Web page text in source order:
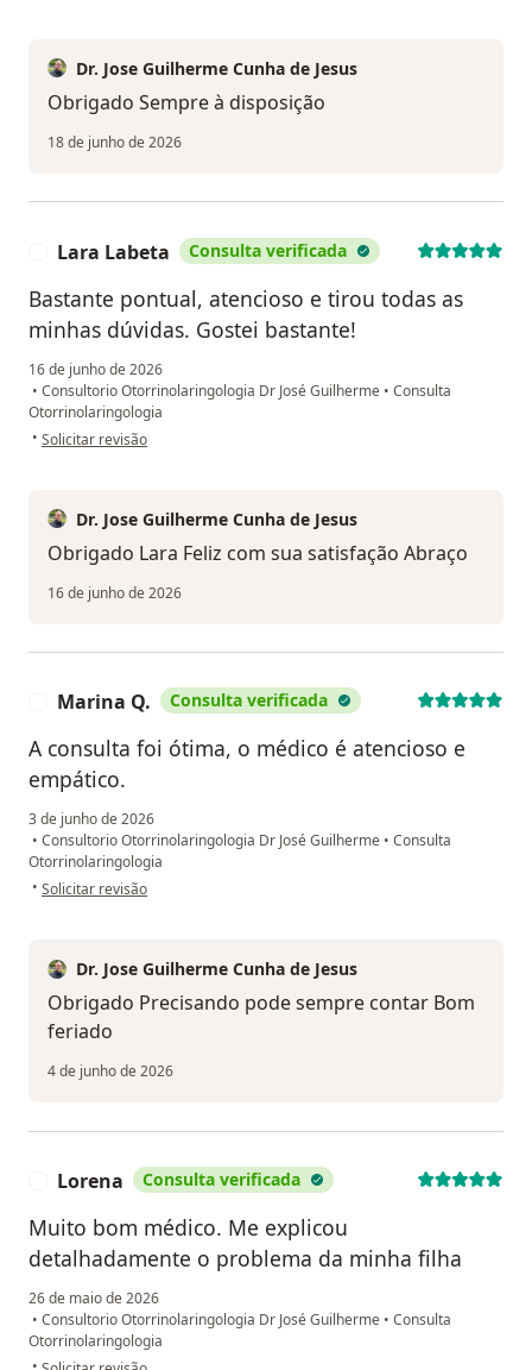
Dr. Jose Guilherme Cunha de Jesus
Obrigado Sempre à disposição
18 de junho de 2026
Lara Labeta Consulta verificada
Bastante pontual, atencioso e tirou todas as
minhas dúvidas. Gostei bastante!
16 de junho de 2026
• Consultorio Otorrinolaringologia Dr José Guilherme • Consulta
Otorrinolaringologia
• na opinião do utilizador Lara Labeta
Solicitar revisão
Dr. Jose Guilherme Cunha de Jesus
Obrigado Lara Feliz com sua satisfação Abraço
16 de junho de 2026
Marina Q. Consulta verificada
A consulta foi ótima, o médico é atencioso e
empático.
3 de junho de 2026
• Consultorio Otorrinolaringologia Dr José Guilherme • Consulta
Otorrinolaringologia
• na opinião do utilizador Marina Q.
Solicitar revisão
Dr. Jose Guilherme Cunha de Jesus
Obrigado Precisando pode sempre contar Bom
feriado
4 de junho de 2026
Lorena Consulta verificada
Muito bom médico. Me explicou
detalhadamente o problema da minha filha
26 de maio de 2026
• Consultorio Otorrinolaringologia Dr José Guilherme • Consulta
Otorrinolaringologia
na opinião do utilizador Lorena